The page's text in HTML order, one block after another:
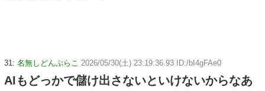
31: 名無しどんぶらこ 2026/05/30(土) 23:19:36.93 ID:/bI4gFAe0
AIもどっかで儲け出さないといけないからなあ